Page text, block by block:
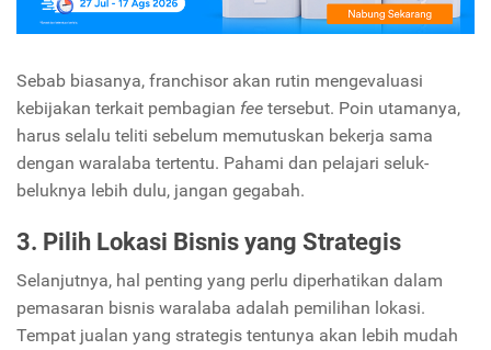
Sebab biasanya, franchisor akan rutin mengevaluasi
kebijakan terkait pembagian fee tersebut. Poin utamanya,
harus selalu teliti sebelum memutuskan bekerja sama
dengan waralaba tertentu. Pahami dan pelajari seluk-
beluknya lebih dulu, jangan gegabah.
3. Pilih Lokasi Bisnis yang Strategis
Selanjutnya, hal penting yang perlu diperhatikan dalam
pemasaran bisnis waralaba adalah pemilihan lokasi.
Tempat jualan yang strategis tentunya akan lebih mudah